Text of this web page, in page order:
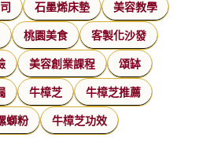
石墨烯床墊 美容教學
桃園美食 客製化沙發
美容創業課程 頌缽
牛樟芝 牛樟芝推薦
螄粉 牛樟芝功效